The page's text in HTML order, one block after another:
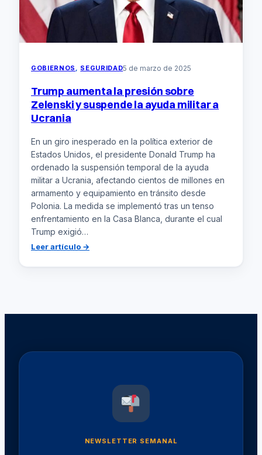
tras
congelación
ayuda
GOBIERNOS SEGURIDAD5 de marzo de 2025
Trump aumenta la presión sobre
Zelenski y suspende la ayuda militar a
Ucrania
En un giro inesperado en la política exterior de
Estados Unidos, el presidente Donald Trump ha
ordenado la suspensión temporal de la ayuda
militar a Ucrania, afectando cientos de millones en
armamento y equipamiento en tránsito desde
Polonia. La medida se implementó tras un tenso
enfrentamiento en la Casa Blanca, durante el cual
Trump exigió…
Leer artículo →
aumenta
Zelenski
la
NEWSLETTER SEMANAL